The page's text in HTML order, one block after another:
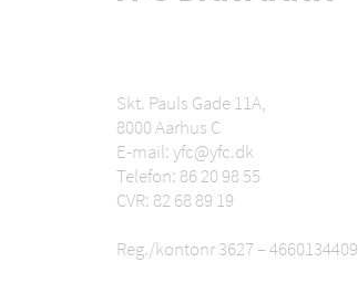
Skt. Pauls Gade 11A,
8000 Aarhus C
E-mail: yfc@yfc.dk
Telefon: 86 20 98 55
CVR: 82 68 89 19
Reg./kontonr 3627 – 4660134409